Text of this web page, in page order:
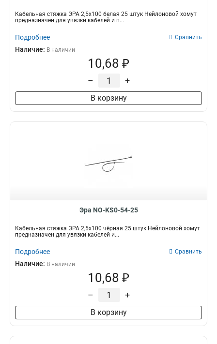
Кабельная стяжка ЭРА 2,5х100 белая 25 штук Нейлоновой хомут
предназначен для увязки кабелей и п...
Подробнее Сравнить
Наличие: В наличии
10,68 ₽
– +
В корзину
Эра NO-KS0-54-25
Кабельная стяжка ЭРА 2,5х100 чёрная 25 штук Нейлоновой хомут
предназначен для увязки кабелей и...
Подробнее Сравнить
Наличие: В наличии
10,68 ₽
– +
В корзину